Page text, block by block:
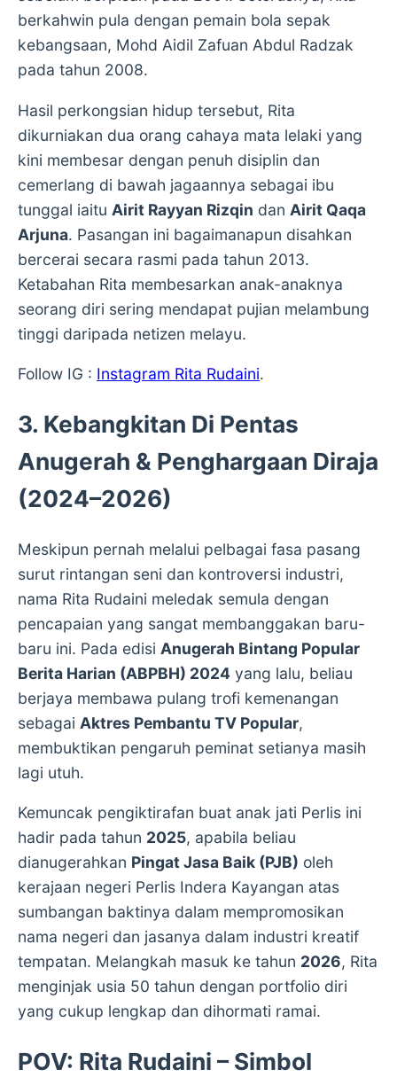
berkahwin pula dengan pemain bola sepak
kebangsaan, Mohd Aidil Zafuan Abdul Radzak
pada tahun 2008.
Hasil perkongsian hidup tersebut, Rita
dikurniakan dua orang cahaya mata lelaki yang
kini membesar dengan penuh disiplin dan
cemerlang di bawah jagaannya sebagai ibu
tunggal iaitu Airit Rayyan Rizqin dan Airit Qaqa
Arjuna. Pasangan ini bagaimanapun disahkan
bercerai secara rasmi pada tahun 2013.
Ketabahan Rita membesarkan anak-anaknya
seorang diri sering mendapat pujian melambung
tinggi daripada netizen melayu.
Follow IG : Instagram Rita Rudaini.
3. Kebangkitan Di Pentas
Anugerah & Penghargaan Diraja
(2024–2026)
Meskipun pernah melalui pelbagai fasa pasang
surut rintangan seni dan kontroversi industri,
nama Rita Rudaini meledak semula dengan
pencapaian yang sangat membanggakan baru-
baru ini. Pada edisi Anugerah Bintang Popular
Berita Harian (ABPBH) 2024 yang lalu, beliau
berjaya membawa pulang trofi kemenangan
sebagai Aktres Pembantu TV Popular,
membuktikan pengaruh peminat setianya masih
lagi utuh.
Kemuncak pengiktirafan buat anak jati Perlis ini
hadir pada tahun 2025, apabila beliau
dianugerahkan Pingat Jasa Baik (PJB) oleh
kerajaan negeri Perlis Indera Kayangan atas
sumbangan baktinya dalam mempromosikan
nama negeri dan jasanya dalam industri kreatif
tempatan. Melangkah masuk ke tahun 2026, Rita
menginjak usia 50 tahun dengan portfolio diri
yang cukup lengkap dan dihormati ramai.
POV: Rita Rudaini – Simbol